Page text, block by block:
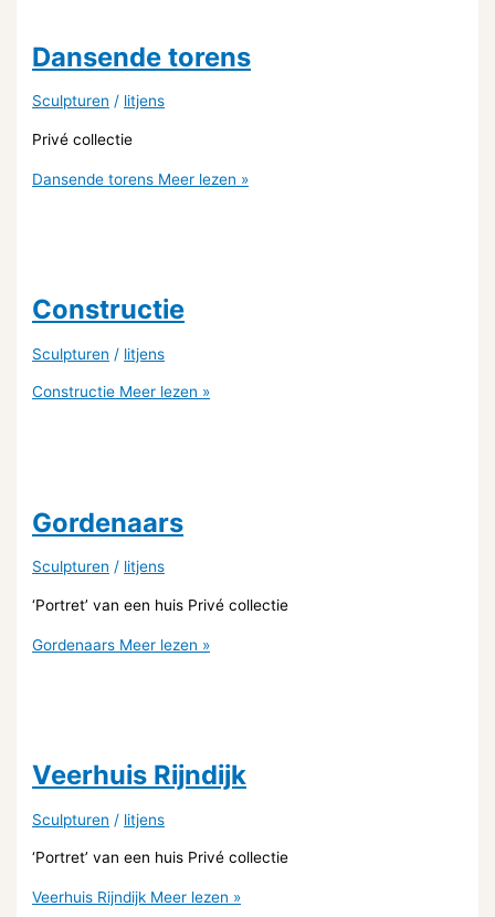
Dansende torens
Sculpturen / litjens
Privé collectie
Dansende torens Meer lezen »
Constructie
Sculpturen / litjens
Constructie Meer lezen »
Gordenaars
Sculpturen / litjens
‘Portret’ van een huis Privé collectie
Gordenaars Meer lezen »
Veerhuis Rijndijk
Sculpturen / litjens
‘Portret’ van een huis Privé collectie
Veerhuis Rijndijk Meer lezen »